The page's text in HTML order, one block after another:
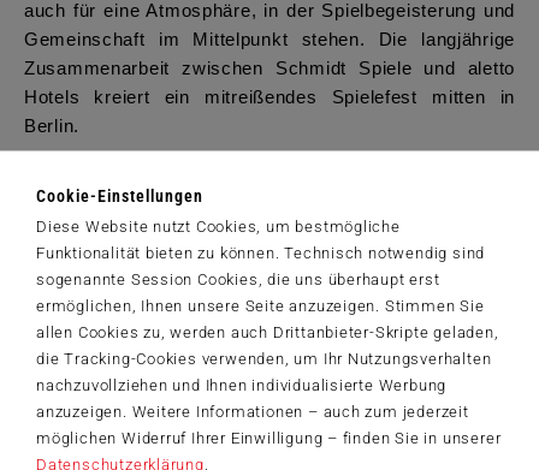
Cookie-Einstellungen
Diese Website nutzt Cookies, um bestmögliche
Funktionalität bieten zu können. Technisch notwendig sind
sogenannte Session Cookies, die uns überhaupt erst
ermöglichen, Ihnen unsere Seite anzuzeigen. Stimmen Sie
allen Cookies zu, werden auch Drittanbieter-Skripte geladen,
die Tracking-Cookies verwenden, um Ihr Nutzungsverhalten
nachzuvollziehen und Ihnen individualisierte Werbung
anzuzeigen. Weitere Informationen – auch zum jederzeit
möglichen Widerruf Ihrer Einwilligung – finden Sie in unserer
Datenschutzerklärung.
auch für eine Atmosphäre, in der Spielbegeisterung und
Gemeinschaft im Mittelpunkt stehen. Die langjährige
Zusammenarbeit zwischen Schmidt Spiele und aletto
Hotels kreiert ein mitreißendes Spielefest mitten in
Berlin.
Das wollen wir mit der Meisterschaft jedes Jahr sichtbar
machen“, sagt Axel Kaldenhoven, Geschäftsführer von
Schmidt Spiele. „Uns ist es wichtig, Spiele nicht nur als
Produkt, sondern als Erlebnis zu begreifen. Mit den
aletto Hotels haben wir seit Jahren einen verlässlichen
Partner an unserer Seite, der diese Idee teilt."
Weitere Events werfen ihre Schatten voraus
Kniffeln, puzzeln, ärgern, freuen: Bei Schmidt Spiele
wird Spielen zum Erlebnis und so veranstaltet der Verlag